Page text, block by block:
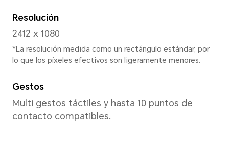
Aprox. 166 g (incluida la
*Las dimensiones y el peso reales
fabricación y el método de